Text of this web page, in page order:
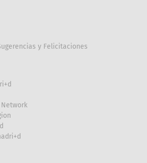
y Felicitaciones